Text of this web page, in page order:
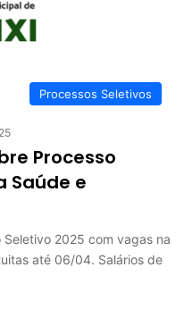
Processos Seletivos
Processo
Saúde e
2025 com vagas na
até 06/04. Salários de